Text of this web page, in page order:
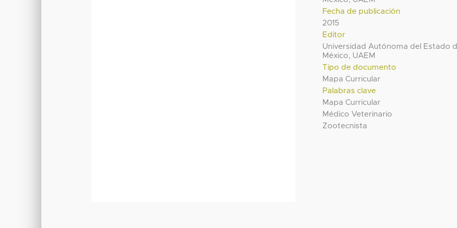
Fecha de publicación
2015
Editor
Universidad Autónoma del Estado
México, UAEM
Tipo de documento
Mapa Curricular
Palabras clave
Mapa Curricular
Médico Veterinario
Zootecnista